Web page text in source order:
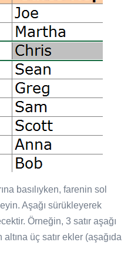
basılıyken, farenin sol
Aşağı sürükleyerek
Örneğin, 3 satır aşağı
üç satır ekler (aşağıda